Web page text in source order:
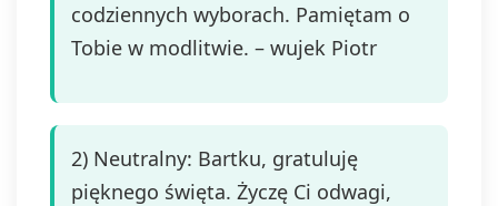
codziennych wyborach. Pamiętam o
Tobie w modlitwie. – wujek Piotr
2) Neutralny: Bartku, gratuluję
pięknego święta. Życzę Ci odwagi,